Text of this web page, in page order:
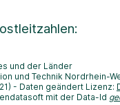
und der Länder
und Technik
- Daten geändert Lizenz:
mit der Data-Id